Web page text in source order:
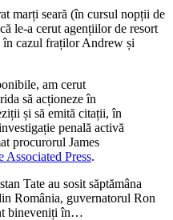
marți seară (în cursul nopții de
le-a cerut agențiilor de resort
în cazul fraților Andrew și
am cerut
să acționeze în
și să emită citații, în
penală activă
procurorul James
Associated Press.
Tate au sosit săptămâna
România, guvernatorul Ron
bineveniți în…